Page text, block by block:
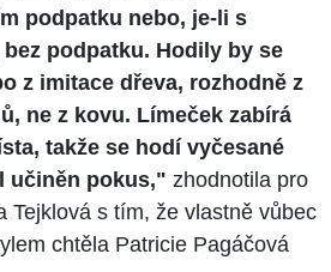
podpatku nebo, je-li s
podpatku. Hodily by se
z imitace dřeva, rozhodně z
ne z kovu. Límeček zabírá
takže se hodí vyčesané
učiněn pokus," zhodnotila pro
Tejklová s tím, že vlastně vůbec
chtěla Patricie Pagáčová